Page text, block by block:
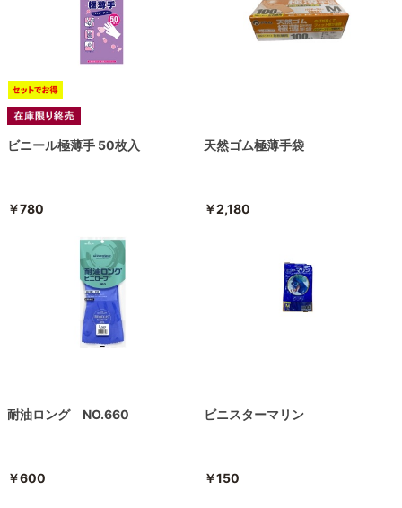
ビニール極薄手 50枚入
￥780
天然ゴム極薄手袋
￥2,180
耐油ロング NO.660
￥600
ビニスターマリン
￥150